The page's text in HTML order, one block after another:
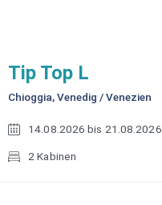
Tip Top L
Chioggia, Venedig / Venezien
14.08.2026 bis 21.08.2026
2 Kabinen